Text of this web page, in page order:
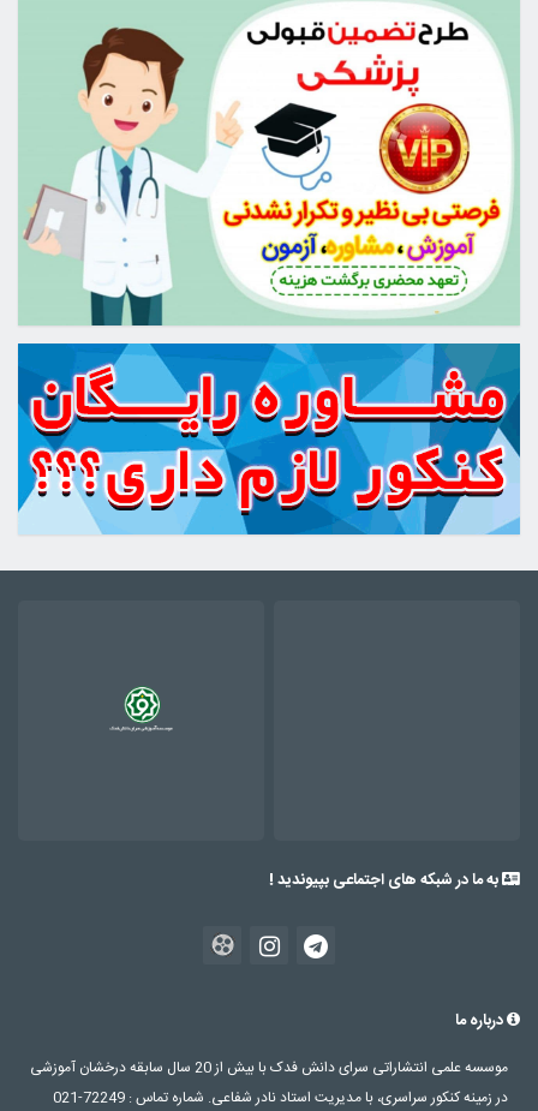
به ما در شبکه های اجتماعی بپیوندید !
درباره ما
موسسه علمی انتشاراتی سرای دانش فدک با بیش از 20 سال سابقه درخشان آموزشی
در زمینه کنکور سراسری، با مدیریت استاد نادر شفاعی. شماره تماس : 72249-021